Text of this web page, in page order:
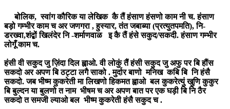
बोलिक, स्वांग कौरिक या लेखिक कै तैं हंसाण हंसणो काम नी च. हंसाण
बड़ो गम्भीर काम च अर जणगरा , हुस्यार, तंत जबाब्या (प्रत्युतपमति), नि-
डरख्वा,शंद्बों खिलंदेर नि -शर्माणवाळ इ कै तैं हंसे सकुद/सकदी. हंसाण गम्भीर
लोगूँ काम च.
हंसी वी सकुद जु ज़िंदा दिल ह्वाओ. वी लोकुं तैं हंसी सकुद जु अफु पर बि हौंस
सकदो अर अपण बि ठट्टा लगै साको . मुर्दार बाणो मनिख कबि बि नि हंसै
सकदो. जब भीष्म कुकरेती मा लिखणो हिकमत ह्वाओ बल कुकरेत्युं खुणि कुकुर
बि बुल्दन या बुलणो त नाम भीषम च अर अपण बात पर एक घड़ी बि नि ठैर
सकदो त समजी ल्याओ बल भीष्म कुकरेती हंसै सकुद च .